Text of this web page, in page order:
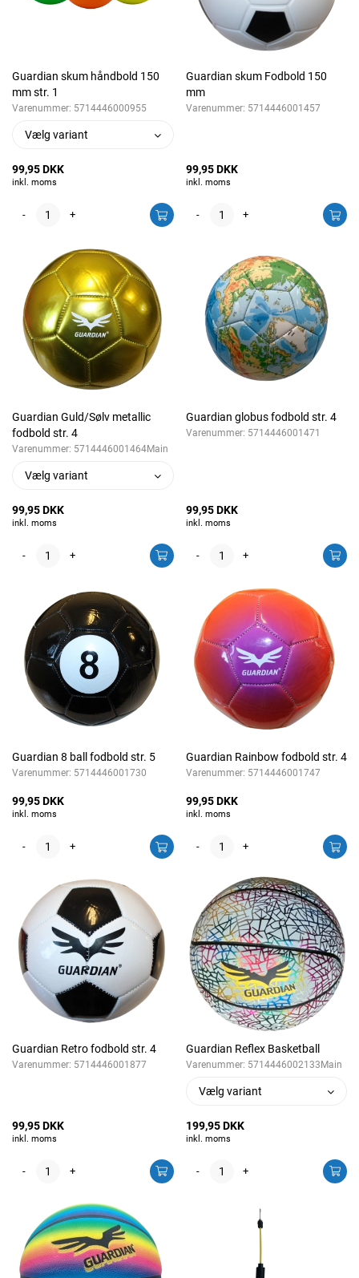
Guardian skum håndbold 150
mm str. 1
Varenummer: 5714446000955
Vælg variant
99,95 DKK
inkl. moms
- +
Guardian skum Fodbold 150
mm
Varenummer: 5714446001457
99,95 DKK
inkl. moms
- +
Guardian Guld/Sølv metallic
fodbold str. 4
Varenummer: 5714446001464Main
Vælg variant
99,95 DKK
inkl. moms
- +
Guardian globus fodbold str. 4
Varenummer: 5714446001471
99,95 DKK
inkl. moms
- +
Guardian 8 ball fodbold str. 5
Varenummer: 5714446001730
99,95 DKK
inkl. moms
- +
Guardian Rainbow fodbold str. 4
Varenummer: 5714446001747
99,95 DKK
inkl. moms
- +
Guardian Retro fodbold str. 4
Varenummer: 5714446001877
99,95 DKK
inkl. moms
- +
Guardian Reflex Basketball
Varenummer: 5714446002133Main
Vælg variant
199,95 DKK
inkl. moms
- +